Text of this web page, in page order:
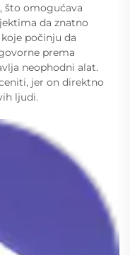
što omogućava
da znatno
počinju da
prema
neophodni alat.
jer on direktno
ljudi.